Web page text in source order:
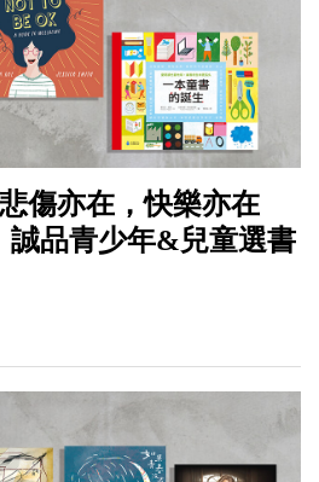
傷亦在，快樂亦在
誠品青少年&兒童選書